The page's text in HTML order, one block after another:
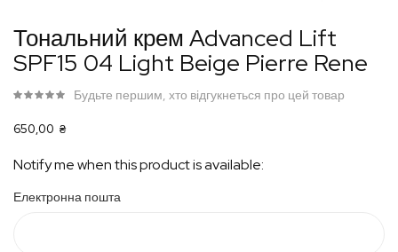
початку
зображень
Тональний крем Advanced Lift
SPF15 04 Light Beige Pierre Rene
650,00 ₴
Будьте першим, хто відгукнеться про цей товар
Notify me when this product is available:
Електронна пошта